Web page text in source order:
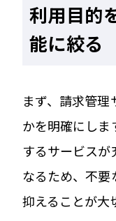
利用目的
能に絞る
まず、請求管理
かを明確にしま
するサービス
なるため、不要
抑えることが大